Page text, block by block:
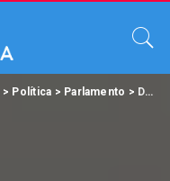
> Política > Parlamento > Deputados debatem sobre os valores da tarifa de energia elétrica cobradas no Pará.